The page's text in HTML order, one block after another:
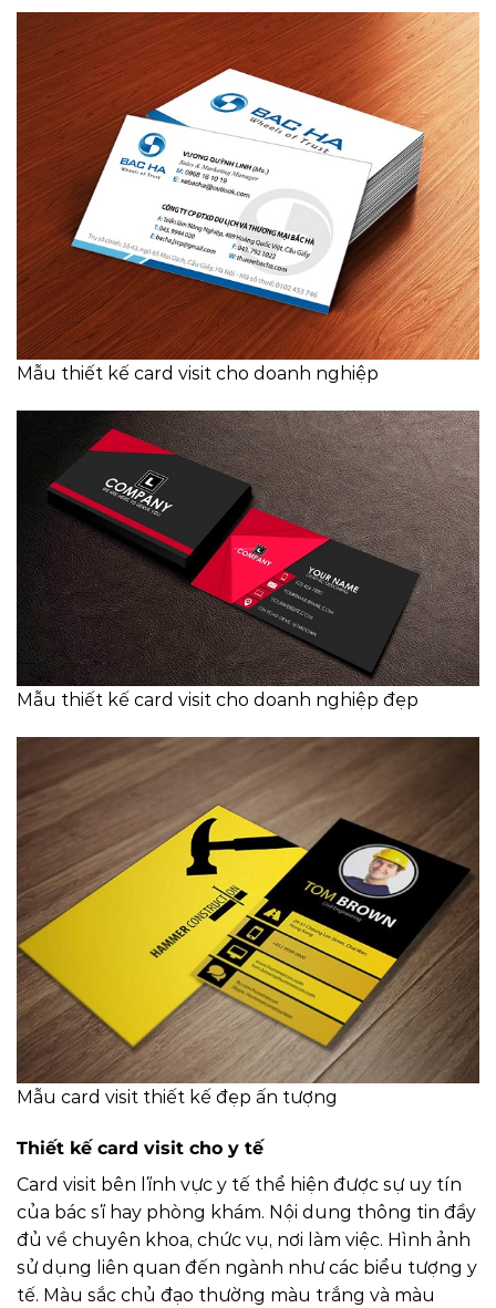
Mẫu thiết kế card visit cho doanh nghiệp
Mẫu thiết kế card visit cho doanh nghiệp đẹp
Mẫu card visit thiết kế đẹp ấn tượng
Thiết kế card visit cho y tế
Card visit bên lĩnh vực y tế thể hiện được sự uy tín
của bác sĩ hay phòng khám. Nội dung thông tin đầy
đủ về chuyên khoa, chức vụ, nơi làm việc. Hình ảnh
sử dụng liên quan đến ngành như các biểu tượng y
tế. Màu sắc chủ đạo thường màu trắng và màu